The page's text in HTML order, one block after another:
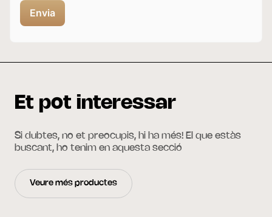
Et pot interessar
Si dubtes, no et preocupis, hi ha més! El que estàs
buscant, ho tenim en aquesta secció
Veure més productes